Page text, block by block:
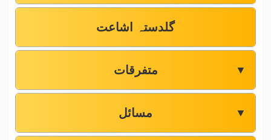
گلدستہ اشاعت
متفرقات ▼
مسائل ▼